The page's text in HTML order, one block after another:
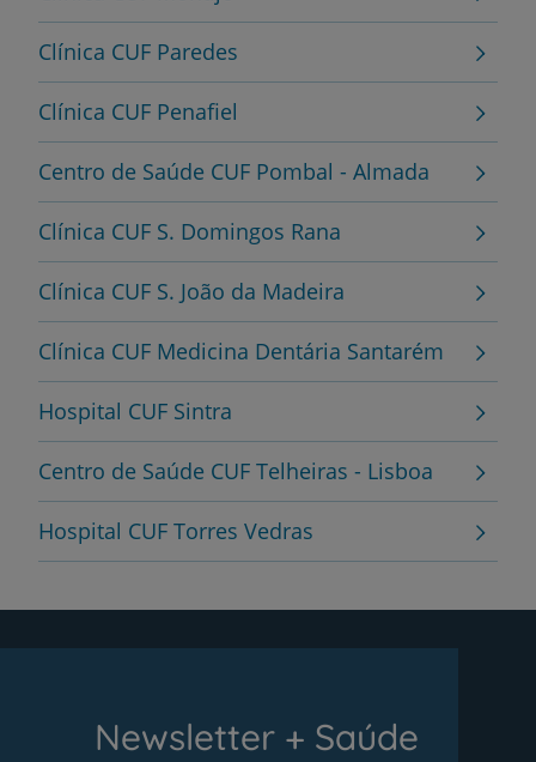
Clínica CUF Paredes
Clínica CUF Penafiel
Centro de Saúde CUF Pombal - Almada
Clínica CUF S. Domingos Rana
Clínica CUF S. João da Madeira
Clínica CUF Medicina Dentária Santarém
Hospital CUF Sintra
Centro de Saúde CUF Telheiras - Lisboa
Hospital CUF Torres Vedras
Newsletter + Saúde